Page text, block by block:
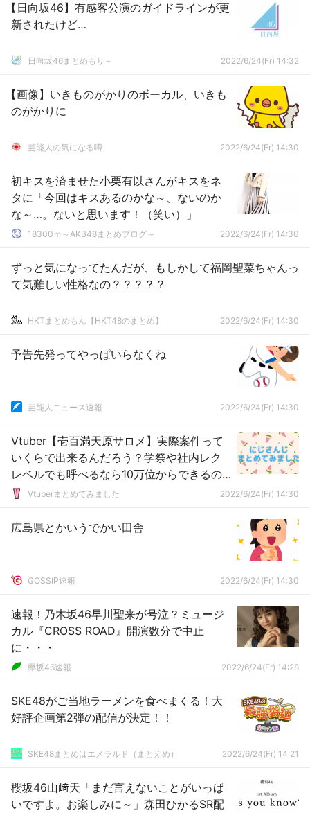
【日向坂46】有感客公演のガイドラインが更
新されたけど…
日向坂46まとめもり～ 2022/6/24(Fr) 14:32
【画像】いきものがかりのボーカル、いきも
のがかりに
芸能人の気になる噂 2022/6/24(Fr) 14:30
初キスを済ませた小栗有以さんがキスをネ
タに「今回はキスあるのかな～、ないのか
な～…。ないと思います！（笑い）」
18300ｍ～AKB48まとめブログ～ 2022/6/24(Fr) 14:30
ずっと気になってたんだが、もしかして福岡聖菜ちゃんっ
て気難しい性格なの？？？？？
HKTまとめもん【HKT48のまとめ】 2022/6/24(Fr) 14:30
予告先発ってやっぱいらなくね
芸能人ニュース速報 2022/6/24(Fr) 14:30
Vtuber【壱百満天原サロメ】実際案件って
いくらで出来るんだろう？学祭や社内レク
レベルでも呼べるなら10万位からできるの
かね？Vtuberまとめてみました 2022/6/24(Fr) 14:30
広島県とかいうでかい田舎
GOSSIP速報 2022/6/24(Fr) 14:30
速報！乃木坂46早川聖来が号泣？ミュージ
カル『CROSS ROAD』開演数分で中止
に・・・
欅坂46速報 2022/6/24(Fr) 14:28
SKE48がご当地ラーメンを食べまくる！大
好評企画第2弾の配信が決定！！
SKE48まとめはエメラルド（まとえめ） 2022/6/24(Fr) 14:21
櫻坂46山﨑天「まだ言えないことがいっぱ
いですよ。お楽しみに～」森田ひかるSR配